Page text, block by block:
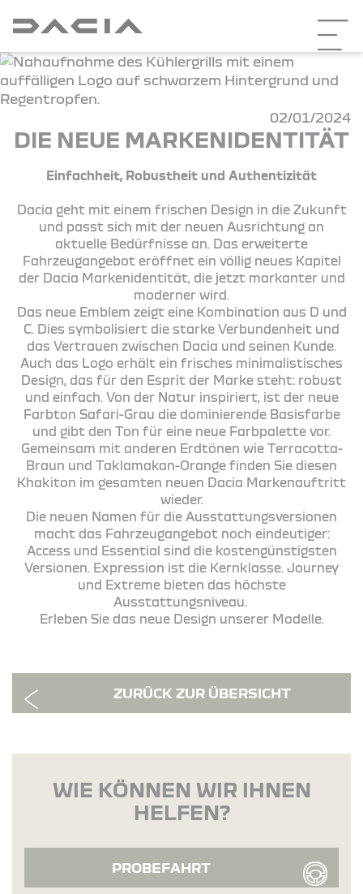
02/01/2024
DIE NEUE MARKENIDENTITÄT
Einfachheit, Robustheit und Authentizität
Dacia geht mit einem frischen Design in die Zukunft
und passt sich mit der neuen Ausrichtung an
aktuelle Bedürfnisse an. Das erweiterte
Fahrzeugangebot eröffnet ein völlig neues Kapitel
der Dacia Markenidentität, die jetzt markanter und
moderner wird.
Das neue Emblem zeigt eine Kombination aus D und
C. Dies symbolisiert die starke Verbundenheit und
das Vertrauen zwischen Dacia und seinen Kunde.
Auch das Logo erhält ein frisches minimalistisches
Design, das für den Esprit der Marke steht: robust
und einfach. Von der Natur inspiriert, ist der neue
Farbton Safari-Grau die dominierende Basisfarbe
und gibt den Ton für eine neue Farbpalette vor.
Gemeinsam mit anderen Erdtönen wie Terracotta-
Braun und Taklamakan-Orange finden Sie diesen
Khakiton im gesamten neuen Dacia Markenauftritt
wieder.
Die neuen Namen für die Ausstattungsversionen
macht das Fahrzeugangebot noch eindeutiger:
Access und Essential sind die kostengünstigsten
Versionen. Expression ist die Kernklasse. Journey
und Extreme bieten das höchste
Ausstattungsniveau.
Erleben Sie das neue Design unserer Modelle.
ZURÜCK ZUR ÜBERSICHT
WIE KÖNNEN WIR IHNEN
HELFEN?
PROBEFAHRT